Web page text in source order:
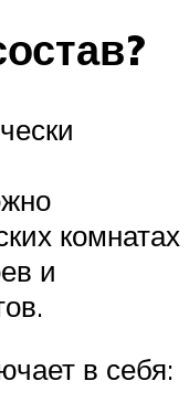
комнатах
и
в себя: